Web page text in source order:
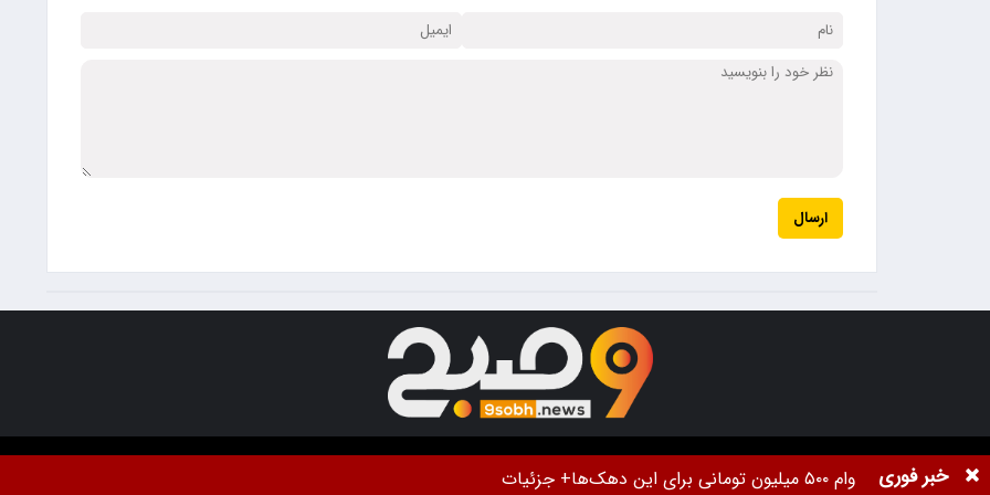
ارسال
خبر فوری وام ۵۰۰ میلیون تومانی برای این دهک‌ها+ جزئیات تمام حقوق برای خبرگزاری9صبح محفوظ است. استفاده از مطالب با ذکر منبع آزاد است